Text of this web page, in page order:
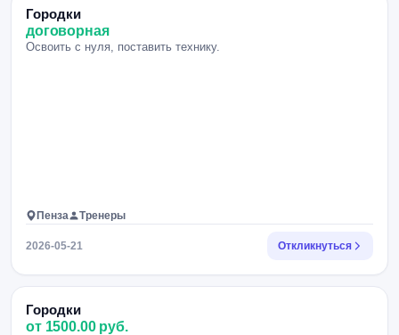
Городки
договорная
Освоить с нуля, поставить технику.
Пенза Тренеры
2026-05-21 Откликнуться
Городки
от 1500.00 руб.